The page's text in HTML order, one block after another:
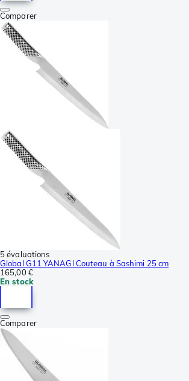
Comparer
5 évaluations
Global G11 YANAGI Couteau à Sashimi 25 cm
165,00 €
En stock
Comparer